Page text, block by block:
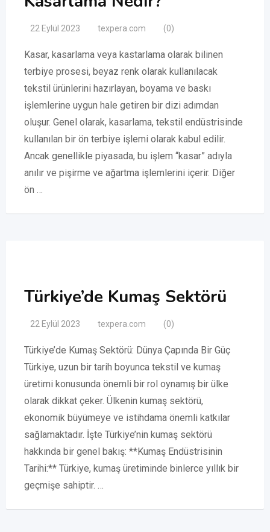
22 Eylül 2023 texpera.com (0)
Kasar, kasarlama veya kastarlama olarak bilinen
terbiye prosesi, beyaz renk olarak kullanılacak
tekstil ürünlerini hazırlayan, boyama ve baskı
işlemlerine uygun hale getiren bir dizi adımdan
oluşur. Genel olarak, kasarlama, tekstil endüstrisinde
kullanılan bir ön terbiye işlemi olarak kabul edilir.
Ancak genellikle piyasada, bu işlem “kasar” adıyla
anılır ve pişirme ve ağartma işlemlerini içerir. Diğer
ön …
Türkiye’de Kumaş Sektörü
22 Eylül 2023 texpera.com (0)
Türkiye’de Kumaş Sektörü: Dünya Çapında Bir Güç
Türkiye, uzun bir tarih boyunca tekstil ve kumaş
üretimi konusunda önemli bir rol oynamış bir ülke
olarak dikkat çeker. Ülkenin kumaş sektörü,
ekonomik büyümeye ve istihdama önemli katkılar
sağlamaktadır. İşte Türkiye’nin kumaş sektörü
hakkında bir genel bakış: **Kumaş Endüstrisinin
Tarihi:** Türkiye, kumaş üretiminde binlerce yıllık bir
geçmişe sahiptir. …